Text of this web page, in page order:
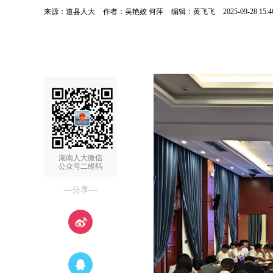
来源：道县人大 作者：吴艳姣 何萍 编辑：黄飞飞 2025-09-28
湖南人大微信
公众号二维码
—分享—